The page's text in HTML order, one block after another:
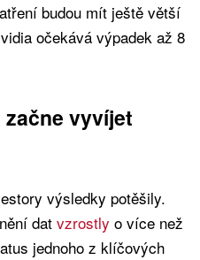
budou mít ještě větší
očekává výpadek až 8
začne vyvíjet
výsledky potěšily.
dat vzrostly o více než
jednoho z klíčových